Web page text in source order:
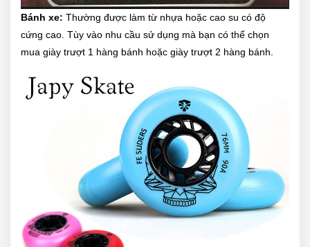
Bánh xe: Thường được làm từ nhựa hoặc cao su có độ
cứng cao. Tùy vào nhu cầu sử dụng mà bạn có thể chọn
mua giày trượt 1 hàng bánh hoặc giày trượt 2 hàng bánh.